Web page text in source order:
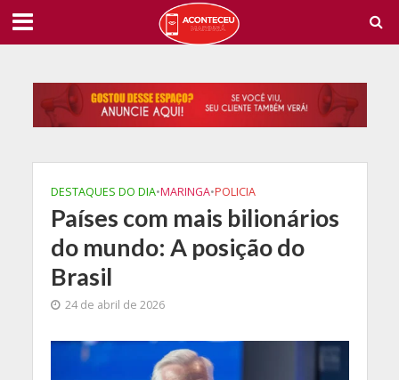
DESTAQUES DO DIA•MARINGA•POLICIA
Países com mais bilionários
do mundo: A posição do
Brasil
24 de abril de 2026